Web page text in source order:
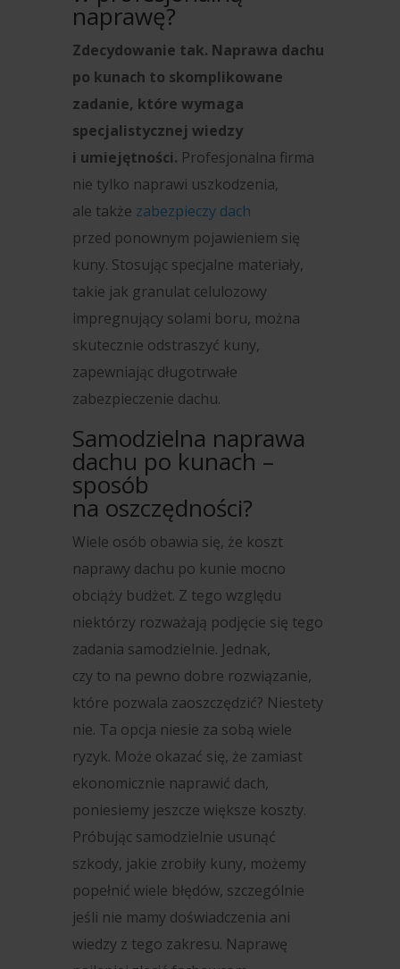
naprawę?
Zdecydowanie tak. Naprawa dachu
po kunach to skomplikowane
zadanie, które wymaga
specjalistycznej wiedzy
i umiejętności. Profesjonalna firma
nie tylko naprawi uszkodzenia,
ale także zabezpieczy dach
przed ponownym pojawieniem się
kuny. Stosując specjalne materiały,
takie jak granulat celulozowy
impregnujący solami boru, można
skutecznie odstraszyć kuny,
zapewniając długotrwałe
zabezpieczenie dachu.
Samodzielna naprawa
dachu po kunach –
sposób
na oszczędności?
Wiele osób obawia się, że koszt
naprawy dachu po kunie mocno
obciąży budżet. Z tego względu
niektórzy rozważają podjęcie się tego
zadania samodzielnie. Jednak,
czy to na pewno dobre rozwiązanie,
które pozwala zaoszczędzić? Niestety
nie. Ta opcja niesie za sobą wiele
ryzyk. Może okazać się, że zamiast
ekonomicznie naprawić dach,
poniesiemy jeszcze większe koszty.
Próbując samodzielnie usunąć
szkody, jakie zrobiły kuny, możemy
popełnić wiele błędów, szczególnie
jeśli nie mamy doświadczenia ani
wiedzy z tego zakresu. Naprawę